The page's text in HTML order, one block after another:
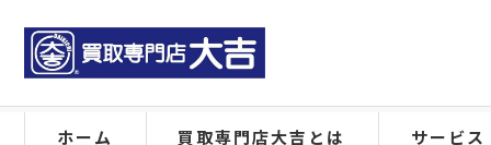
ホーム 買取専門店大吉とは サービス